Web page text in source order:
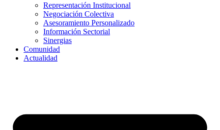
Representación Institucional
Negociación Colectiva
Asesoramiento Personalizado
Información Sectorial
Sinergias
Comunidad
Actualidad